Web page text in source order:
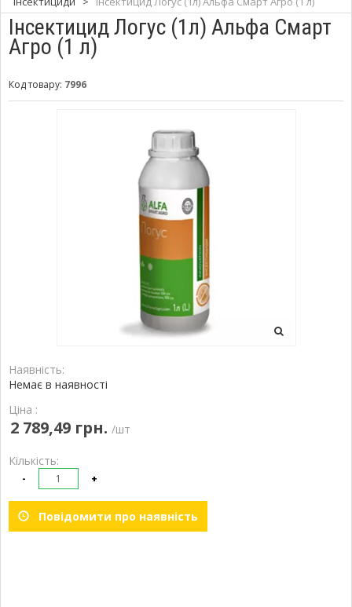
Інсектицид Логус (1л) Альфа Смарт
Агро (1 л)
Код товару: 7996
Наявність:
Немає в наявності
Ціна :
2 789,49 грн. /шт
Кількість:
- +
Повідомити про наявність